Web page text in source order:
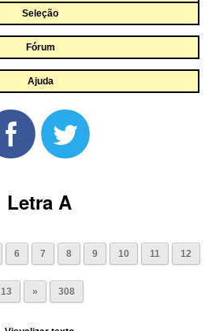
Seleção
Fórum
Ajuda
Letra A
6 7 8 9 10 11 12
13 » 308